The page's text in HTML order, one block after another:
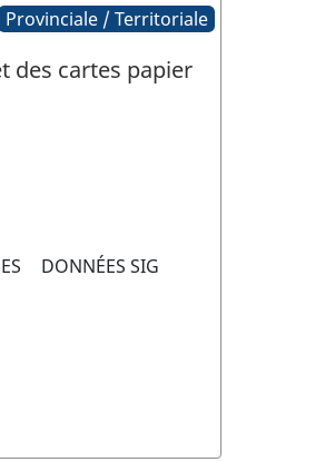
Provinciale / Territoriale
des cartes papier
DONNÉES SIG